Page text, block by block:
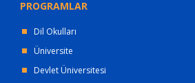
PROGRAMLAR
Dil Okulları
Üniversite
Devlet Üniversitesi